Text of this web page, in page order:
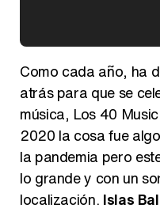
Como cada año, ha
atrás para que se
música, Los 40
2020 la cosa fue
la pandemia pero
lo grande y con un
localización. Islas